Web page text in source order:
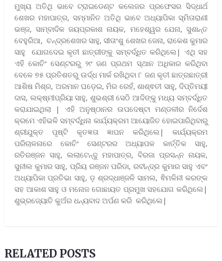
ମୁଖ୍ୟ ଅତିଥି ଭାବେ ଟ୍ରାଇଡେଣ୍ଟ କଲେଜର ପ୍ରଫେସର ସିଦ୍ଧାର୍ଥ
ଶେଖର ମହାପାତ୍ର, ସମ୍ମାନିତ ଅତିଥି ଭାବେ ଅଧ୍ୟାପିକା ସ୍ମିତାରାଣୀ
ଭଞ୍ଜ, ସାମ୍ବାଦିକ ଜୟପ୍ରକାଶ ନାୟକ, ମହେଶ୍ୱର ଯେନା, ସୁଶାନ୍ତ
ବେହୁରିଆ, ଚନ୍ଦ୍ରଶେଖର ସାହୁ, ସୀତାଂଶୁ ଶେଖର ଜେନା, ରାକେଶ କୁମାର
ସାହୁ ଯୋଗଦେଇ କୃତୀ ଛାତ୍ରୀଙ୍କୁ ସମ୍ବର୍ଦ୍ଧିତ କରିଥିଲେ| ଏଥି ସହ
ଏହି କୋଚିଂ ସେଣ୍ଟରରୁ ୨୯ ଜଣ ପ୍ରଥମ ସ୍ଥାନ ଅଧିକାର କରିଥିବା
ବେଳେ ୭୫ ପ୍ରତିଶତରୁ ଉର୍ଦ୍ଧ ମାର୍କ ରଖିଥିବା ୮ ଜଣ କୃତୀ ଛାତ୍ରଛାତ୍ରୀ
ଆଶିଷ ମିଶ୍ର, ଅରମାନ ଘଡ଼େଇ, ମିର ରେହଁ, ଶାଶ୍ଵତୀ ସାହୁ, ଦିପ୍ତିମୟୀ
ଦାସ, ଲକ୍ଷ୍ମୀପ୍ରିୟା ସାହୁ, ଶୁଭଶ୍ରୀ ସେଠି ଆଦିଙ୍କୁ ମଧ୍ୟ ସମ୍ବର୍ଦ୍ଧିତ
କରାଯାଇଥିଲା | ଏହି ଅନୁଷ୍ଠାନର ଉପଦେଷ୍ଟା ମଣ୍ଡଳୀର ନିର୍ଦେଶ
କ୍ରମେ ଏହିଭଳି ସମ୍ବର୍ଦ୍ଧିନା କାର୍ଯ୍ୟକ୍ରମ ଆୟୋଜିତ ହୋଇପାରିଥିବାରୁ
ଶ୍ରୀଯୁକ୍ତ ପୃଷ୍ଟି କୃତଜ୍ଞତା ଜ୍ଞାପନ କରିଥିଲେ| କାର୍ଯ୍ୟକ୍ରମ
ପରିଚାଳନାରେ କୋଚିଂ ସେଣ୍ଟରର ଅଧ୍ୟାପକ କାର୍ତ୍ତିକ ସାହୁ,
ରତିରଞ୍ଜନ ସାହୁ, ଲଲାଟେନ୍ଦୁ ମହାପାତ୍ର, ବିରଜା ପ୍ରସନ୍ନ ନାୟକ,
ସୁନୀଲ କୁମାର ସାହୁ, ପ୍ରିୟ ରଞ୍ଜନ ପରିଡା, ରବୀନ୍ଦ୍ର କୁମାର ସାହୁ ଏବଂ
ଅଧ୍ୟାପିକା ପ୍ରତିଭା ସାହୁ, ଡ଼ ଶ୍ରଦ୍ଧାଞ୍ଜଳି ସାମଲ, ଵିମଳିନୀ କରଙ୍କ
ସହ ଆକାଶ ସାହୁ ଓ ମନୋଜ ଗୋଛାୟତ ପ୍ରମୁଖ ସହଯୋଗ କରିଥିଲେ|
ଶୁଭ୍ରଜ୍ୟୋତି କୁଅଁର ଧନ୍ୟବାଦ ଅର୍ପଣ କରି କରିଥିଲେ|
RELATED POSTS